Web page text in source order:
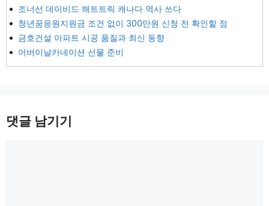
조너선 데이비드 해트트릭 캐나다 역사 쓰다
청년꿈응원지원금 조건 없이 300만원 신청 전 확인할 점
금호건설 아파트 시공 품질과 최신 동향
어버이날카네이션 선물 준비
댓글 남기기